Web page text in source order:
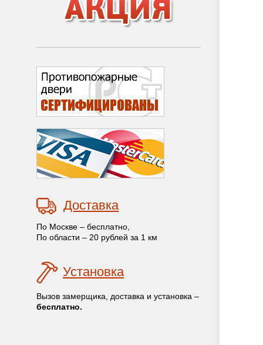
Доставка
По Москве – бесплатно,
По области – 20 рублей за 1 км
Установка
Вызов замерщика, доставка и установка –
бесплатно.